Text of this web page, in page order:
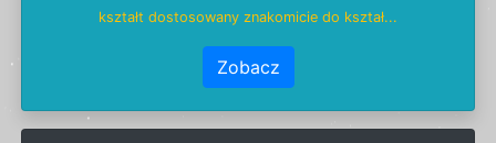
kształt dostosowany znakomicie do kształ...
Zobacz